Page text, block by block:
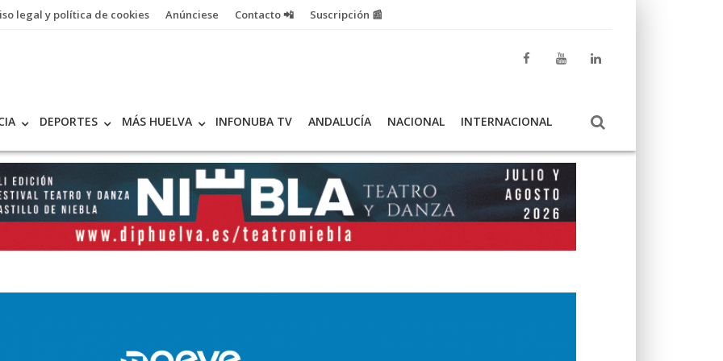
legal y política de cookies Anúnciese Contacto 📲 Suscripción 📰
DEPORTES MÁS HUELVA INFONUBA TV ANDALUCÍA NACIONAL INTERNACIONAL